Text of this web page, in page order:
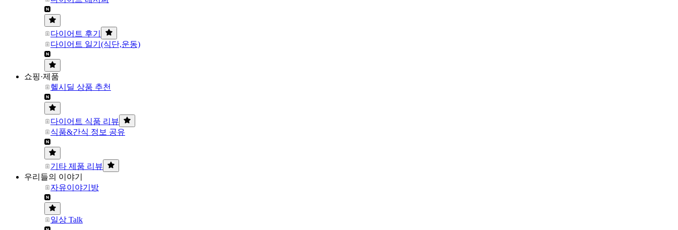
다이어트 후기
다이어트 일기(식단,운동)
쇼핑·제품
헬시딜 상품 추천
다이어트 식품 리뷰
식품&간식 정보 공유
기타 제품 리뷰
우리들의 이야기
자유이야기방
일상 Talk